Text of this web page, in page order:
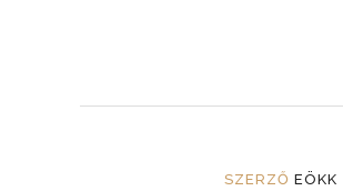
SZERZŐ EÖKK